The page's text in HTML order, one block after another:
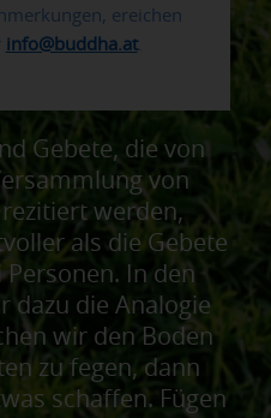
ereichen
info@buddha.at.
Gebete, die von
von
werden,
als die Gebete
In den
dazu die Analogie
wir den Boden
zu fegen, dann
schaffen. Fügen